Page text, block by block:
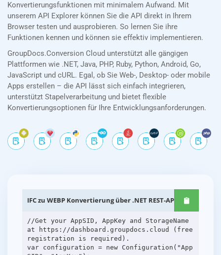
Konvertierungsfunktionen mit minimalem Aufwand. Mit
unserem API Explorer können Sie die API direkt in Ihrem
Browser testen und ausprobieren. So lernen Sie ihre
Funktionen kennen und können sie effektiv implementieren.
GroupDocs.Conversion Cloud unterstützt alle gängigen
Plattformen wie .NET, Java, PHP, Ruby, Python, Android, Go,
JavaScript und cURL. Egal, ob Sie Web-, Desktop- oder mobile
Apps erstellen – die API lässt sich einfach integrieren,
unterstützt Stapelverarbeitung und bietet flexible
Konvertierungsoptionen für Ihre Entwicklungsanforderungen.
IFC zu WEBP Konvertierung über .NET REST-APIs
//Get your AppSID, AppKey and StorageName
at https://dashboard.groupdocs.cloud (free
registration is required).
var configuration = new Configuration("App